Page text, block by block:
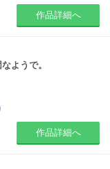
作品詳細へ
ようで。
作品詳細へ